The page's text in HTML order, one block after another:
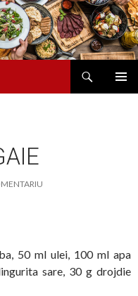
50 ml ulei, 100 ml apa
sare, 30 g drojdie